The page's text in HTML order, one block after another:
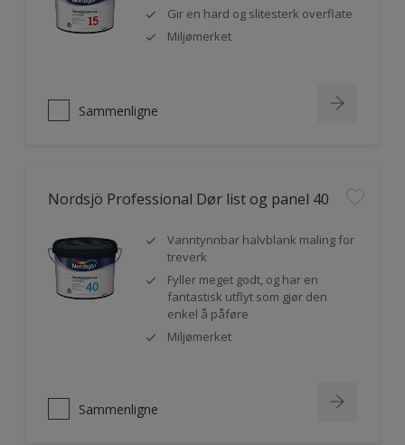
Gir en hard og slitesterk overflate
Miljømerket
Sammenligne
Nordsjö Professional Dør list og panel 40
Vanntynnbar halvblank maling for
treverk
Fyller meget godt, og har en
fantastisk utflyt som gjør den
enkel å påføre
Miljømerket
Sammenligne